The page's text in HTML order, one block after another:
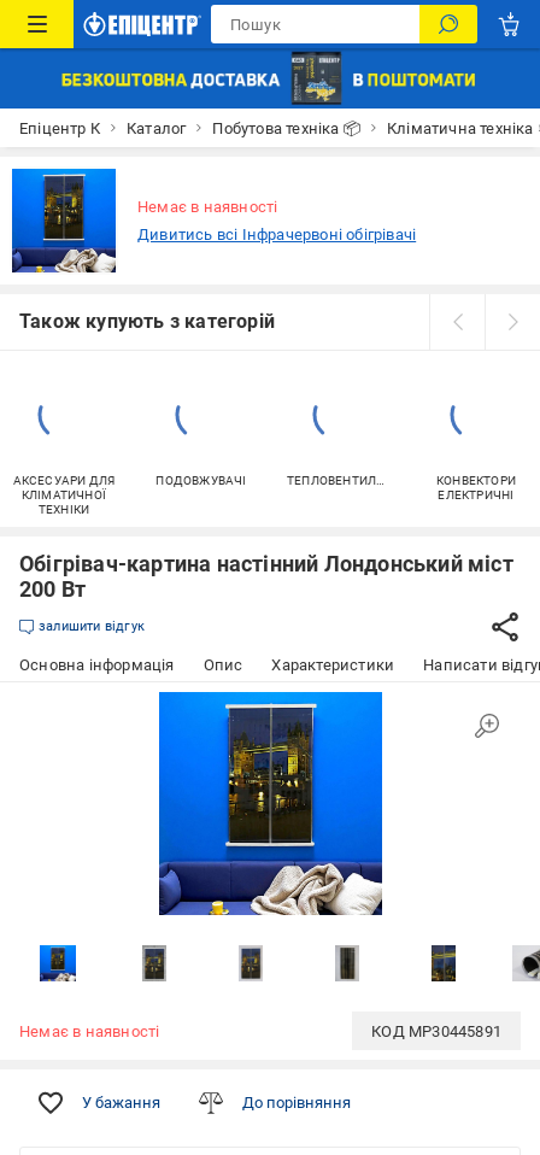
Епіцентр К Каталог Побутова техніка 📦 Кліматична
Немає в наявності
Дивитись всі Інфрачервоні обігрівачі
Також купують з категорій
АКСЕСУАРИ ДЛЯ
КЛІМАТИЧНОЇ
ТЕХНІКИ
ПОДОВЖУВАЧІ
КОНВЕКТОРИ
ЕЛЕКТРИЧНІ
Обігрівач-картина настінний Лондонський міст
200 Вт
залишити відгук
Основна інформація Опис Характеристики Написати
Немає в наявності КОД MP30445891
У бажання До порівняння